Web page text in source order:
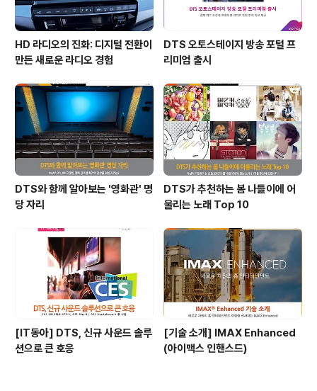
HD 라디오의 진화: 디지털 전환이
만든 새로운 라디오 경험
DTS 오토스테이지 방송 포털 프
리미엄 출시
DTS와 함께 알아보는 '영화관' 명
당 자리
DTS가 추천하는 봄 나들이에 어
울리는 노래 Top 10
[IT동아] DTS, 신규 사운드 솔루
션으로 큰 호응
[기술 소개] IMAX Enhanced
(아이맥스 인핸스드)